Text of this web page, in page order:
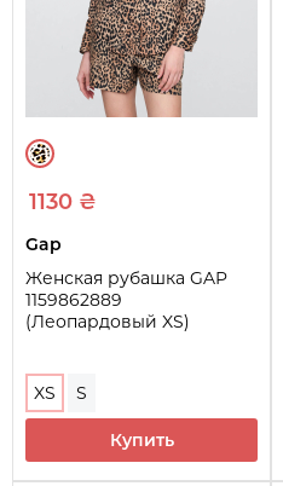
1130 ₴
Gap
Женская рубашка GAP
1159862889
(Леопардовый XS)
XS S
Купить